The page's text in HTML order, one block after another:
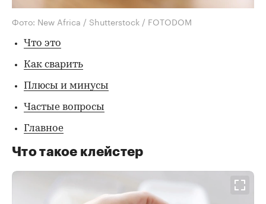
Фото: New Africa / Shutterstock / FOTODOM
Что это
Как сварить
Плюсы и минусы
Частые вопросы
Главное
Что такое клейстер